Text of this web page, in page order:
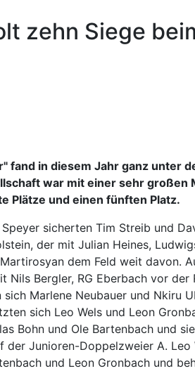
zehn Siege
fand in diesem Jahr ganz unter
war mit einer sehr großen
Plätze und einen fünften Platz.
sicherten Tim Streib und
der mit Julian Heines,
dem Feld weit davon.
Nils Bergler, RG Eberbach vor
Marlene Neubauer und Nkiru
sich Leo Wels und Leon
Bohn und Ole Bartenbach und
der Junioren-Doppelzweier A.
und Leon Gronbach und